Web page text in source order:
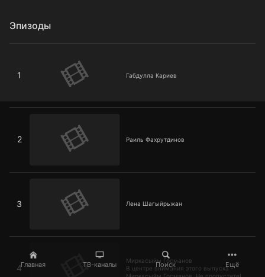
Главная ТВ-каналы Поиск Ещё
Эпизоды
1 Габдулла Кариев
2 Раиль Фахрутдинов
3 Лена Шагыйрьжан
4
Миркасыйм Госманов
В центре внимания этого выпуска -
Миркасыйм Госманов. Не пропустите!